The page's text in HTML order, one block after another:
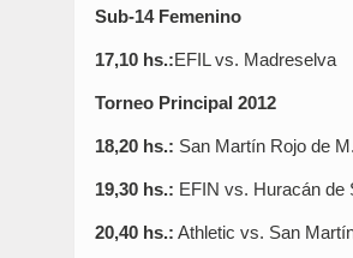
Sub-14 Femenino
17,10 hs.:EFIL vs. Madreselva
Torneo Principal 2012
18,20 hs.: San Martín Rojo de
19,30 hs.: EFIN vs. Huracán de
20,40 hs.: Athletic vs. San